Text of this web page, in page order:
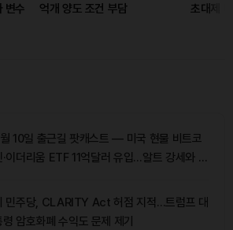
변수
억개 양도 조건 부담
초대제
10일 출근길 팟캐스트 — 미국 현물 비트코
·이더리움 ETF 11억달러 유입…알트 강세와 숏
민주당, CLARITY Act 허점 지적…트럼프 대
령 암호화폐 수익도 문제 제기